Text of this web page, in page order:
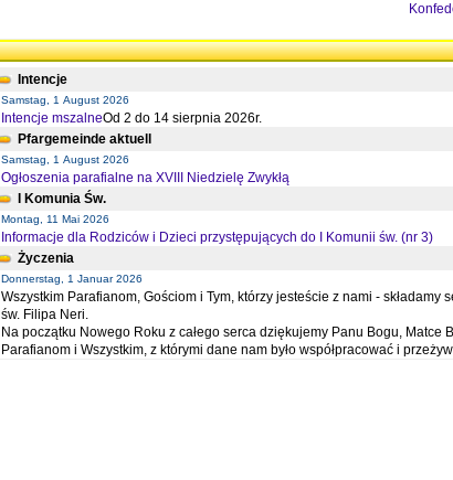
Intencje
Samstag, 1 August 2026
Intencje mszalneOd 2 do 14 sierpnia 2026r.
Pfargemeinde aktuell
Samstag, 1 August 2026
Ogłoszenia parafialne na XVIII Niedzielę Zwykłą
I Komunia Św.
Montag, 11 Mai 2026
Informacje dla Rodziców i Dzieci przystępujących do I Komunii św. (nr 3)
Życzenia
Donnerstag, 1 Januar 2026
Wszystkim Parafianom, Gościom i Tym, którzy jesteście z nami -
św. Filipa Neri.
Na początku Nowego Roku z całego serca dziękujemy Panu Bogu, Matce
Parafianom i Wszystkim, z którymi dane nam było współpracować i